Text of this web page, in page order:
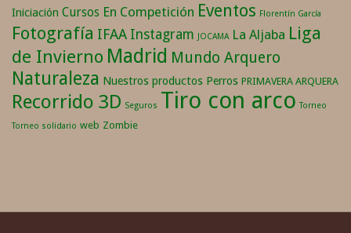
Iniciación Cursos En Competición Eventos Florentín García
Fotografía IFAA Instagram JOCAMA La Aljaba Liga
de Invierno Madrid Mundo Arquero
Naturaleza Nuestros productos Perros PRIMAVERA ARQUERA
Recorrido 3D Seguros Tiro con arco Torneo
Torneo solidario web Zombie